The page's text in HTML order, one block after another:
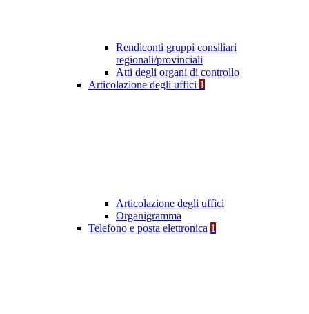
Rendiconti gruppi consiliari
regionali/provinciali
Atti degli organi di controllo
Articolazione degli uffici 1
Articolazione degli uffici
Organigramma
Telefono e posta elettronica 1